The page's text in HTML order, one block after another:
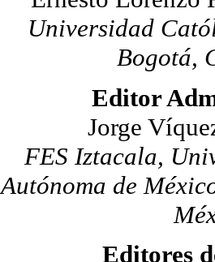
Universidad
Bogotá,
Editor
Jorge
FES Iztacala,
Autónoma de
Editores